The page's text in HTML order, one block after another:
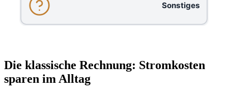
Sonstiges
Die klassische Rechnung: Stromkosten
sparen im Alltag